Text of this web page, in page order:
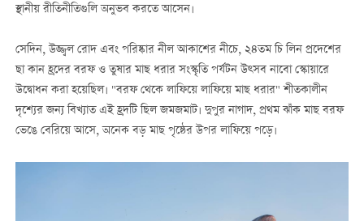
স্থানীয় রীতিনীতিগুলি অনুভব করতে আসেন।
সেদিন, উজ্জ্বল রোদ এবং পরিষ্কার নীল আকাশের নীচে, ২৪তম চি লিন প্রদেশের
ছা কান হ্রদের বরফ ও তুষার মাছ ধরার সংস্কৃতি পর্যটন উত্সব নাবো স্কোয়ারে
উদ্বোধন করা হয়েছিল। "বরফ থেকে লাফিয়ে লাফিয়ে মাছ ধরার" শীতকালীন
দৃশ্যের জন্য বিখ্যাত এই হ্রদটি ছিল জমজমাট। দুপুর নাগাদ, প্রথম ঝাঁক মাছ বরফ
ভেঙে বেরিয়ে আসে, অনেক বড় মাছ পৃষ্ঠের উপর লাফিয়ে পড়ে।